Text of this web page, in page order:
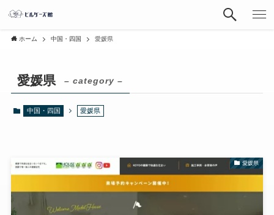
ホーム 中国・四国 愛媛県
愛媛県 – category –
中国・四国 愛媛県
愛媛県